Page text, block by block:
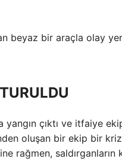
beyaz bir araçla olay
yangın çıktı ve itfaiye
oluşan bir ekip bir
rağmen,